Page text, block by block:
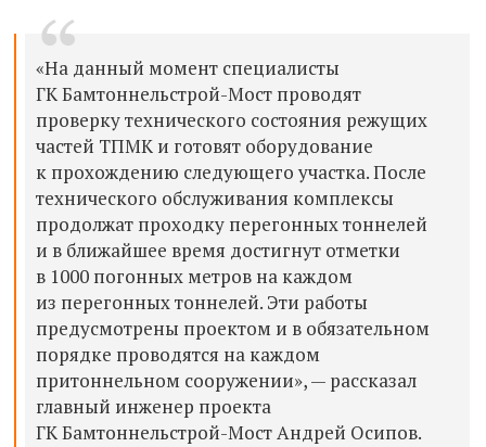
«На данный момент специалисты
ГК Бамтоннельстрой-Мост проводят
проверку технического состояния режущих
частей ТПМК и готовят оборудование
к прохождению следующего участка. После
технического обслуживания комплексы
продолжат проходку перегонных тоннелей
и в ближайшее время достигнут отметки
в 1000 погонных метров на каждом
из перегонных тоннелей. Эти работы
предусмотрены проектом и в обязательном
порядке проводятся на каждом
притоннельном сооружении», — рассказал
главный инженер проекта
ГК Бамтоннельстрой-Мост Андрей Осипов.